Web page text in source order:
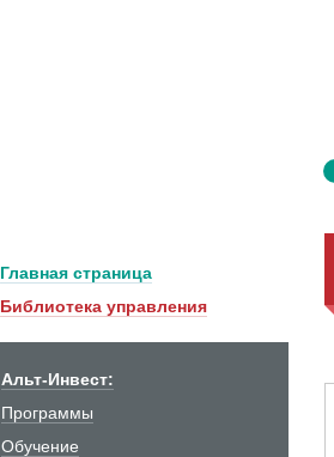
Главная страница
Библиотека управления
Альт-Инвест:
Программы
Обучение